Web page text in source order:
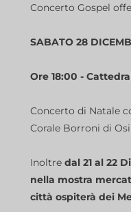
Concerto Gospel
SABATO 28
Ore 18:00 -
Concerto di Natale
Corale Borroni di
Inoltre dal 21 al 22
nella mostra
città ospiterà dei